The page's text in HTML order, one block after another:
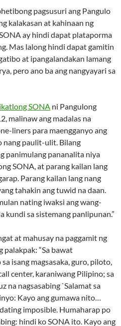
pagsusuri ang Pangulo
kalakasan at kahinaan ng
ay hindi dapat plataporma
Mas lalong hindi dapat gamitin
at ipangalandakan lamang
pero ano ba ang nangyayari sa
ikatlong SONA ni Pangulong
malinaw ang madalas na
liners para maengganyo ang
nang paulit-ulit. Bilang
panimulang pananalita niya
SONA, at parang kailan lang
Parang kailan lang nang
tahakin ang tuwid na daan.
nating iwaksi ang wang-
kundi sa sistemang panlipunan.”
at mahusay na paggamit ng
palakpak: “Sa bawat
isang magsasaka, guro, piloto,
center, karaniwang Pilipino; sa
na nagsasabing `Salamat sa
Kayo ang gumawa nito…
imposible. Humaharap po
hindi ko SONA ito. Kayo ang